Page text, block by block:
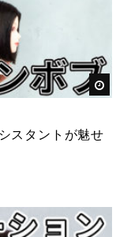
スタントが魅せ